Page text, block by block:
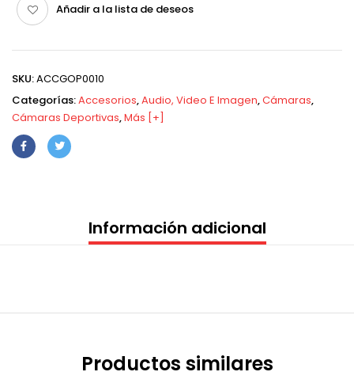
Añadir a la lista de deseos
SKU:ACCGOP0010
Categorías:Accesorios,Audio, Video E Imagen,Cámaras,
Cámaras Deportivas,Más [+]
Información adicional
Productos similares